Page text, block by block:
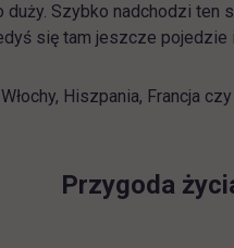
Szybko nadchodzi
się tam jeszcze pojedzie
Hiszpania,
Przygoda